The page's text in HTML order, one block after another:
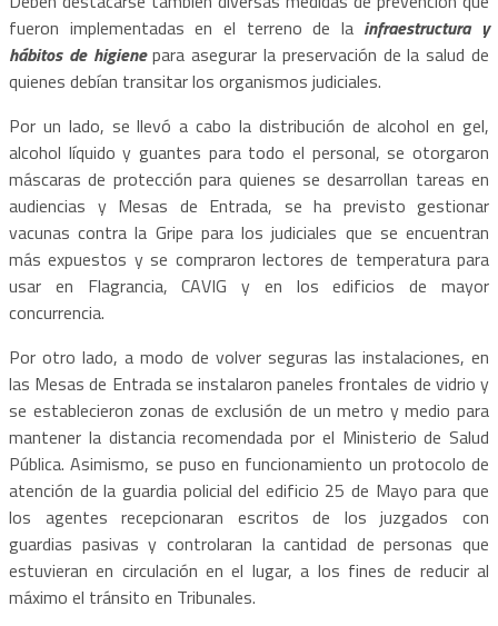
fueron implementadas en el terreno de la infraestructura y
hábitos de higiene para asegurar la preservación de la salud de
quienes debían transitar los organismos judiciales.
Por un lado, se llevó a cabo la distribución de alcohol en gel,
alcohol líquido y guantes para todo el personal, se otorgaron
máscaras de protección para quienes se desarrollan tareas en
audiencias y Mesas de Entrada, se ha previsto gestionar
vacunas contra la Gripe para los judiciales que se encuentran
más expuestos y se compraron lectores de temperatura para
usar en Flagrancia, CAVIG y en los edificios de mayor
concurrencia.
Por otro lado, a modo de volver seguras las instalaciones, en
las Mesas de Entrada se instalaron paneles frontales de vidrio y
se establecieron zonas de exclusión de un metro y medio para
mantener la distancia recomendada por el Ministerio de Salud
Pública. Asimismo, se puso en funcionamiento un protocolo de
atención de la guardia policial del edificio 25 de Mayo para que
los agentes recepcionaran escritos de los juzgados con
guardias pasivas y controlaran la cantidad de personas que
estuvieran en circulación en el lugar, a los fines de reducir al
máximo el tránsito en Tribunales.